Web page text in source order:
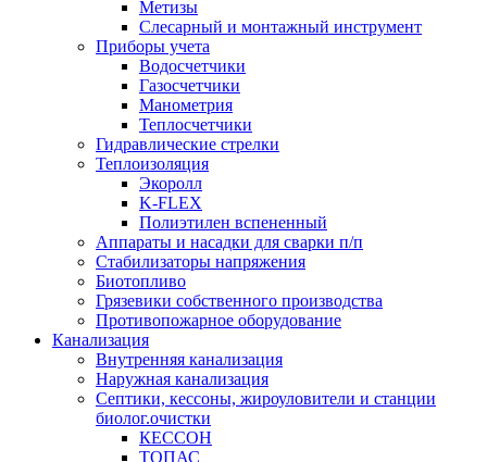
Метизы
Слесарный и монтажный инструмент
Приборы учета
Водосчетчики
Газосчетчики
Манометрия
Теплосчетчики
Гидравлические стрелки
Теплоизоляция
Экоролл
K-FLEX
Полиэтилен вспененный
Аппараты и насадки для сварки п/п
Стабилизаторы напряжения
Биотопливо
Грязевики собственного производства
Противопожарное оборудование
Канализация
Внутренняя канализация
Наружная канализация
Септики, кессоны, жироуловители и станции
биолог.очистки
КЕССОН
ТОПАС